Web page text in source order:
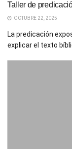
Taller de
OCTUBRE 22, 2025
La predicación
explicar el texto